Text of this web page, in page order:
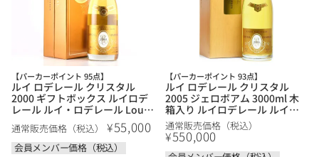
【パーカーポイント 95点】
ルイ ロデレール クリスタル
2000 ギフトボックス ルイロデ
レール ルイ・ロデレール Louis
Roederer Cristal フランス シャ
ンパン シャンパーニュ
通常販売価格（税込） ¥55,000
会員メンバー価格（税込）
【パーカーポイント 93点】
ルイ ロデレール クリスタル
2005 ジェロボアム 3000ml 木
箱入り ルイロデレール ルイ・
ロデレール Louis Roederer
Cristal フランス シャンパン シ
ャンパーニュ
通常販売価格（税込）
¥550,000